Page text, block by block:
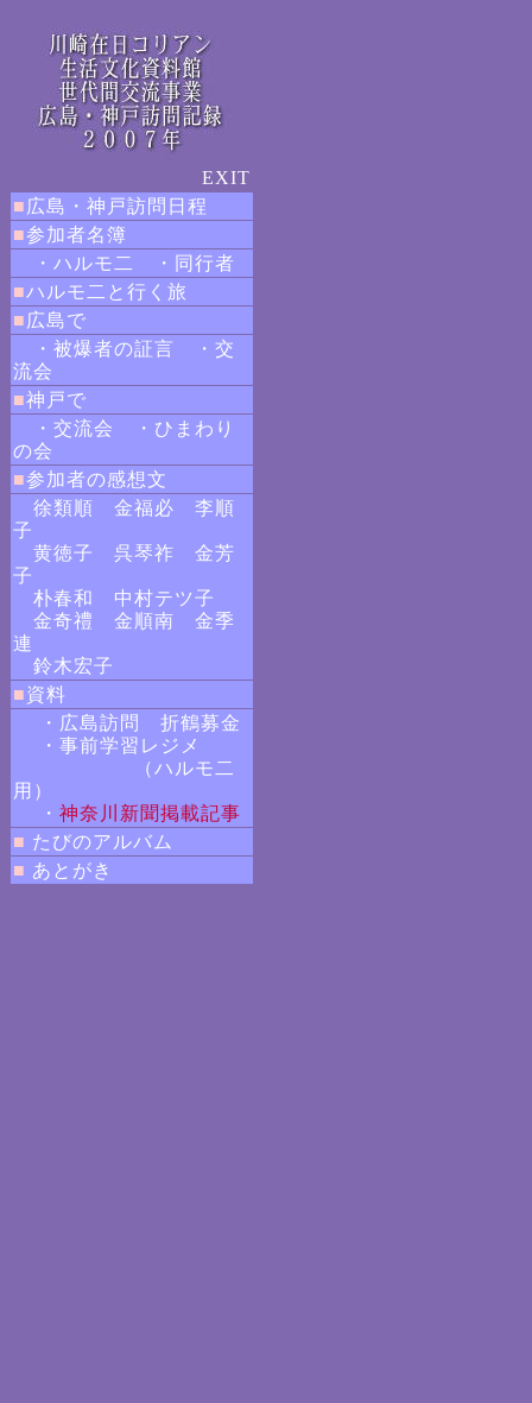
EXIT
■ 広島・神戸訪問日程
■参加者名簿
・ハルモ二 ・同行者
■ハルモ二と行く旅
■ 広島で
・被爆者の証言
・ 交
流会
■神戸で
・交流会
・ひまわり
の会
■参加者の感想文
徐類順
金福必
李順
子
黄徳子
呉琴祚
金芳
子
朴春和
中村テツ子
金奇禮
金順南
金季
連
鈴木宏子
■資料
・広島訪問 折鶴募金
・事前学習レジメ
（ハルモ二
用）
・ 神奈川新聞掲載記事
■ たびのアルバム
■ あとがき